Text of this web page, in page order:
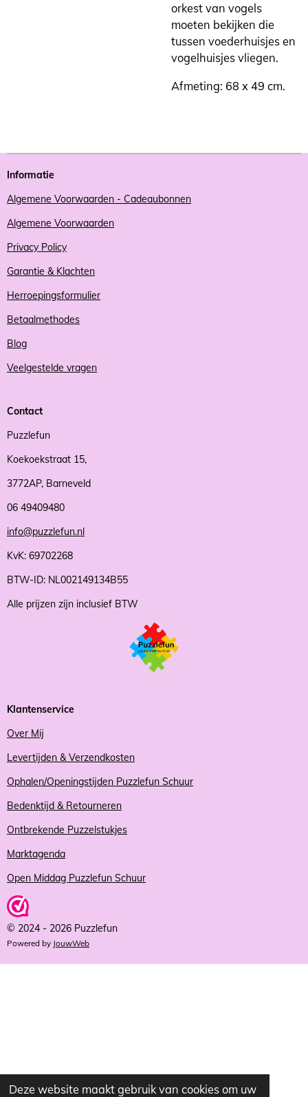
Deze website maakt gebruik van cookies om uw
orkest van vogels
moeten bekijken die
tussen voederhuisjes en
vogelhuisjes vliegen.
Afmeting: 68 x 49 cm.
Informatie
Algemene Voorwaarden - Cadeaubonnen
Algemene Voorwaarden
Privacy Policy
Garantie & Klachten
Herroepingsformulier
Betaalmethodes
Blog
Veelgestelde vragen
Contact
Puzzlefun
Koekoekstraat 15,
3772AP, Barneveld
06 49409480
info@puzzlefun.nl
KvK: 69702268
BTW-ID: NL002149134B55
Alle prijzen zijn inclusief BTW
Klantenservice
Over Mij
Levertijden & Verzendkosten
Ophalen/Openingstijden Puzzlefun Schuur
Bedenktijd & Retourneren
Ontbrekende Puzzelstukjes
Marktagenda
Open Middag Puzzlefun Schuur
© 2024 - 2026 Puzzlefun
Powered by JouwWeb